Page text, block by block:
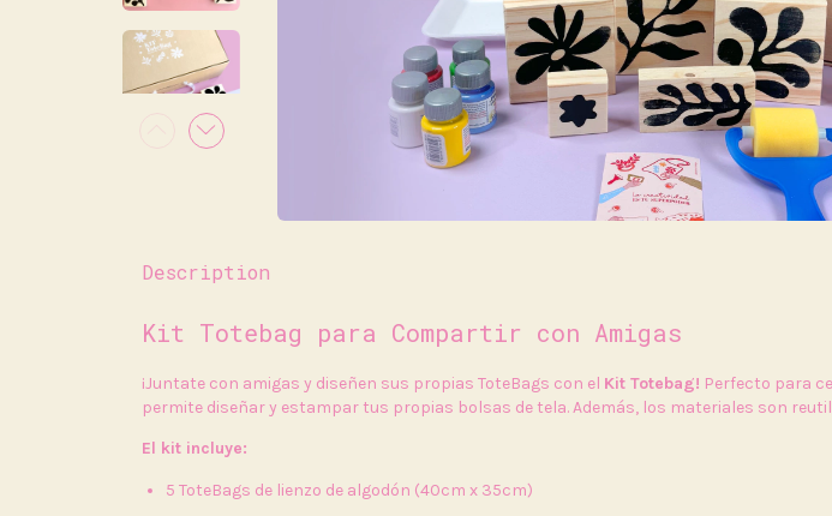
Description
Kit Totebag para Compartir con Amigas
¡Juntate con amigas y diseñen sus propias ToteBags con el Kit Totebag! Perfecto para
permite diseñar y estampar tus propias bolsas de tela. Además, los materiales son
El kit incluye:
5 ToteBags de lienzo de algodón (40cm x 35cm)